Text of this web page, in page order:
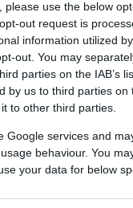
use the below
out request is
information utilized
out. You may
parties on the IAB’s
by us to third parties on
to other third parties.
Google services and
behaviour. You
your data for below